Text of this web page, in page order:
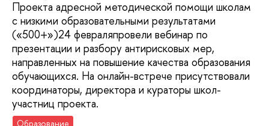
Проекта адресной методической помощи школам
с низкими образовательными результатами
(«500+»)24 февраляпровели вебинар по
презентации и разбору антирисковых мер,
направленных на повышение качества образования
обучающихся. На онлайн-встрече присутствовали
координаторы, директора и кураторы школ-
участниц проекта.
Образование